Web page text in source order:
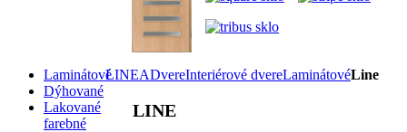
LINEADvereInteriérové dvereLaminátovéLine
LINE
Laminátové
Dýhované
Lakované
farebné